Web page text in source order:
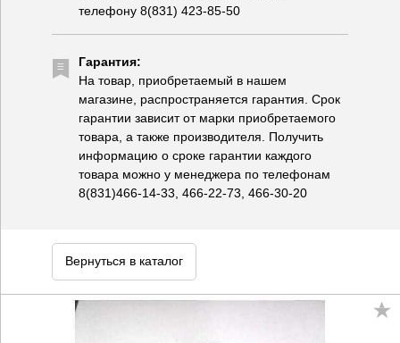
телефону 8(831) 423-85-50
Гарантия:
На товар, приобретаемый в нашем
магазине, распространяется гарантия. Срок
гарантии зависит от марки приобретаемого
товара, а также производителя. Получить
информацию о сроке гарантии каждого
товара можно у менеджера по телефонам
8(831)466-14-33, 466-22-73, 466-30-20
Вернуться в каталог